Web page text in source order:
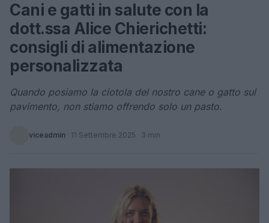
Cani e gatti in salute con la
dott.ssa Alice Chierichetti:
consigli di alimentazione
personalizzata
Quando posiamo la ciotola del nostro cane o gatto sul
pavimento, non stiamo offrendo solo un pasto.
viceadmin · 11 Settembre 2025 · 3 min